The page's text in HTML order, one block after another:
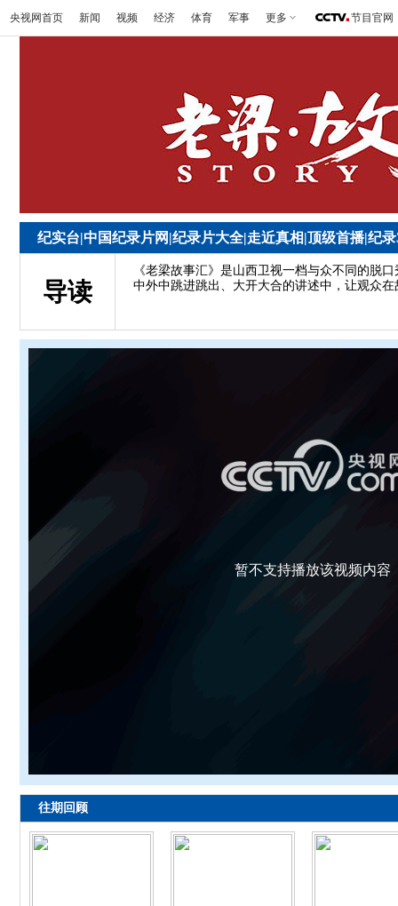
央视网首页 新闻 视频 经济 体育 军事 更多 节目官网
纪实台|中国纪录片网|纪录片大全|走近真相|顶级首播|纪
导读
《老梁故事汇》是山西卫视一档与众不同的脱
中外中跳进跳出、大开大合的讲述中，让观众
暂不支持播放该视频内容
往期回顾